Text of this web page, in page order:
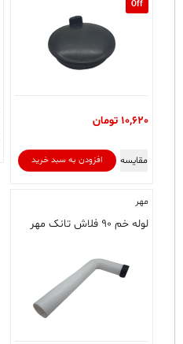
Off
10,620 تومان
افزودن به سبد خرید مقایسه
مهر
لوله خم ۹۰ فلاش تانک مهر